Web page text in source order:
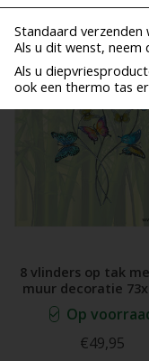
Standaard
Als u dit wenst,
Als u
ook een thermo tas
8 vlinders op tak
muur decoratie
Op
€49,95